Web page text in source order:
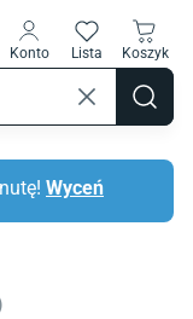
Konto Lista Koszyk
Wyceń